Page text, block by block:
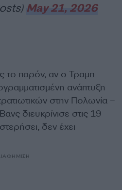
May 21, 2026
το παρόν, αν ο Τραμπ
ανάπτυξη
στην Πολωνία –
διευκρίνισε στις 19
δεν έχει